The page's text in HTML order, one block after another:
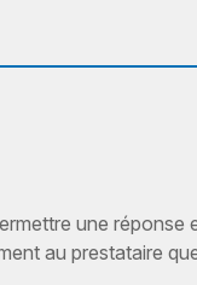
une réponse
au prestataire